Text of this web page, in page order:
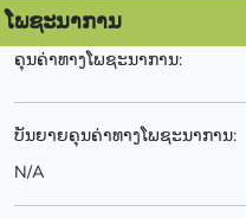
ໂພຊະນາການ
ຄຸນຄ່າທາງໂພຊະນາການ:
ບັນຍາຍຄຸນຄ່າທາງໂພຊະນາການ:
N/A